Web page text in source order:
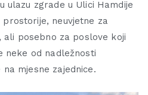
ulazu zgrade u Ulici Hamdije
neuvjetne za
ali posebno za poslove koji
neke od nadležnosti
mjesne zajednice.